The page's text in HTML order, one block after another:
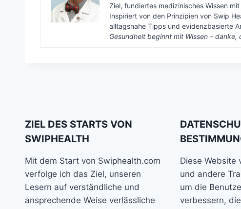
Ziel, fundiertes medizinisches Wissen
Inspiriert von den Prinzipien von Swip
alltagsnahe Tipps und evidenzbasierte
Gesundheit beginnt mit Wissen – danke,
ZIEL DES STARTS VON
SWIPHEALTH
Mit dem Start von Swiphealth.com
verfolge ich das Ziel, unseren
Lesern auf verständliche und
ansprechende Weise verlässliche
Diese Website
und andere
um die
verbessern,